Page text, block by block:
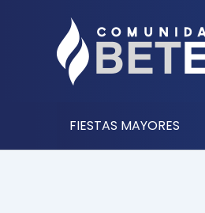
FIESTAS MAYORES